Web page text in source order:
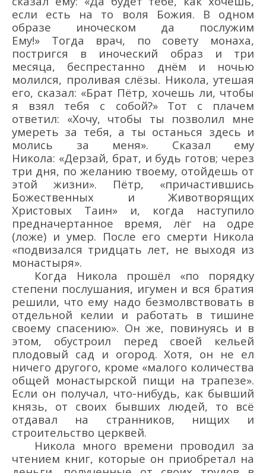
если есть на то воля Божия. В одном
образе иноческом да послужим
Ему!» Тогда врач, по совету монаха,
постригся в иноческий образ и три
месяца, беспрестанно днём и ночью
молился, проливая слёзы. Никола, утешая
его, сказал: «Брат Пётр, хочешь ли, чтобы
я взял тебя с собой?»
Тот с плачем
ответил: «Хочу, чтобы ты позволил мне
умереть за тебя, а ты останься здесь и
молись за меня». Сказал ему
Никола: «Дерзай, брат, и будь готов; через
три дня, по желанию твоему, отойдешь от
этой жизни». Пётр, «причастившись
Божественных и Животворящих
Христовых Таин» и, когда наступило
предначертанное время, лёг на одре
(ложе) и умер. После его смерти Никола
«подвизался тридцать лет, не выходя из
монастыря».
Когда Никола прошёл «по порядку
степени послушания, игумен и вся братия
решили, что ему надо безмолвствовать в
отдельной келии и работать в тишине
своему спасению». Он же, повинуясь и в
этом, обустроил перед своей кельей
плодовый сад и огород.Хотя, он не ел
ничего другого, кроме «малого количества
общей монастырской пищи на трапезе».
Если он получал, что-нибудь, как бывший
князь, от своих бывших людей, то всё
отдавал на странников, нищих и
строительство церквей.
Никола много времени проводил за
чтением книг, которые он приобретал на